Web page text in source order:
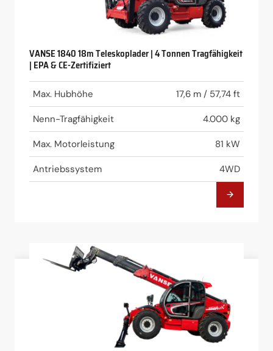
VANSE 1840 18m Teleskoplader | 4 Tonnen Tragfähigkeit
| EPA & CE-Zertifiziert
Max. Hubhöhe 17,6 m / 57,74 ft
Nenn-Tragfähigkeit 4.000 kg
Max. Motorleistung 81 kW
Antriebssystem 4WD